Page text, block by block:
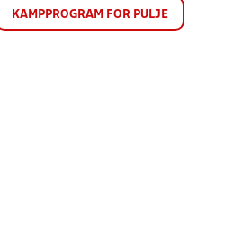
KAMPPROGRAM FOR PULJE